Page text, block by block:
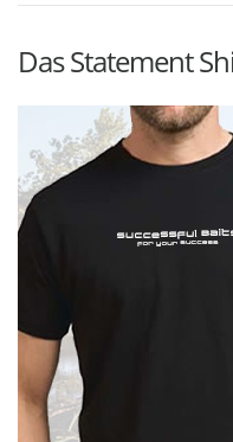
Das Statement